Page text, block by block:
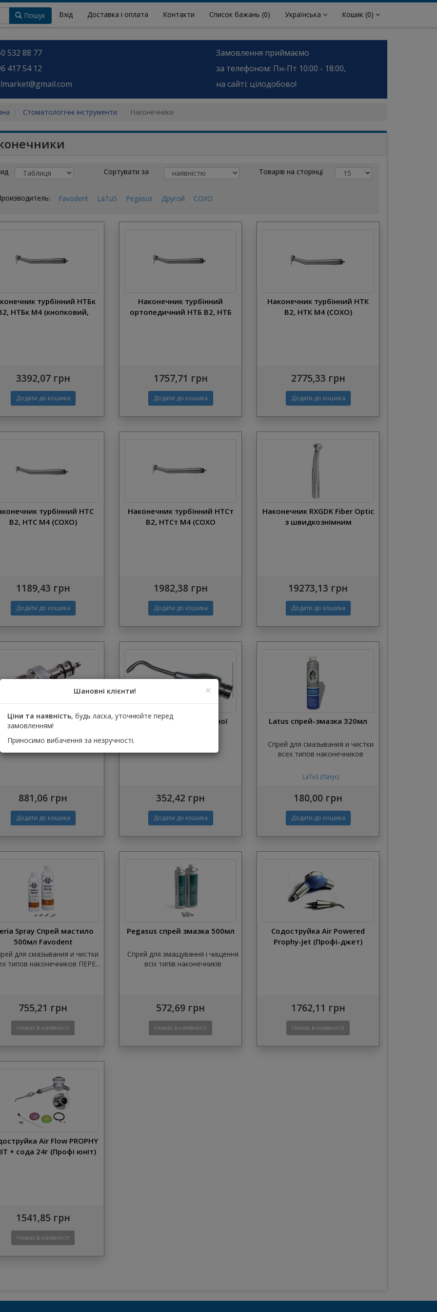
Вхід Доставка і оплата Контакти Список бажань (0) Українська Кошик (0)
Пошук
532 88 77
417 54 12
Замовлення приймаємо
за телефоном: Пн-Пт 10:00 - 18:00,
на сайті: цілодобово!
Стоматологічні інструменти Наконечники
Сортувати за Товарів на сторінці
Favodent LaTuS Pegasus Другой СОХО
турбінний НТБк
НТБк M4 (кнопковий,
3392,07 грн
Наконечник турбінний
ортопедичний НТБ В2, НТБ
1757,71 грн
Наконечник турбінний НТК
В2, НТК M4 (СОХО)
2775,33 грн
турбінний НТС
В2, НТС M4 (СОХО)
1189,43 грн
Наконечник турбінний НТСт
В2, НТСт M4 (СОХО
1982,38 грн
Наконечник RXGDK Fiber Optic
з швидкознімним
19273,13 грн
перехідник
881,06 грн
Носик для інтраоральної
352,42 грн
Latus спрей-змазка 320мл
Спрей для смазывания и чистки
всех типов наконечников
LaTuS (Латус)
180,00 грн
Spray Спрей мастило
500мл Favodent
для смазывания и чистки
типов наконечников ПЕРЕ...
755,21 грн
Pegasus спрей змазка 500мл
Спрей для змащування і чищення
всіх типів наконечників
572,69 грн
Содоструйка Air Powered
Prophy-Jet (Профі-джет)
1762,11 грн
Air Flow PROPHY
+ сода 24г (Профі юніт)
1541,85 грн
Шановні клієнти! ×
Ціни та наявність, будь ласка, уточнюйте перед
замовленням!
Приносимо вибачення за незручності.